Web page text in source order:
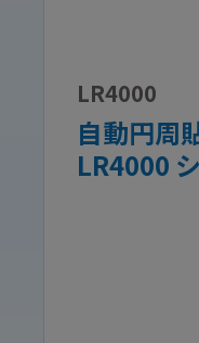
LR4000
自動円周
LR4000